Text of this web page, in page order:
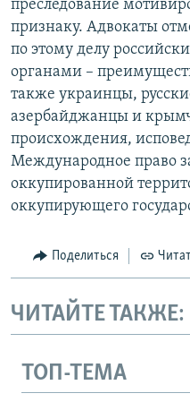
преследование
признаку. Адвокаты
по этому делу
органами –
также украинцы,
азербайджанцы и
происхождения,
Международное право
оккупированной
оккупирующего
Поделиться
ЧИТАЙТЕ ТАКЖЕ:
ТОП-ТЕМА